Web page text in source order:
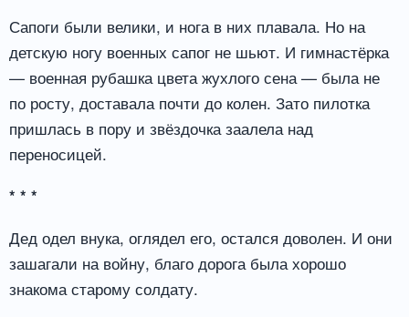
Сапоги были велики, и нога в них плавала. Но на
детскую ногу военных сапог не шьют. И гимнастёрка
— военная рубашка цвета жухлого сена — была не
по росту, доставала почти до колен. Зато пилотка
пришлась в пору и звёздочка заалела над
переносицей.
* * *
Дед одел внука, оглядел его, остался доволен. И они
зашагали на войну, благо дорога была хорошо
знакома старому солдату.